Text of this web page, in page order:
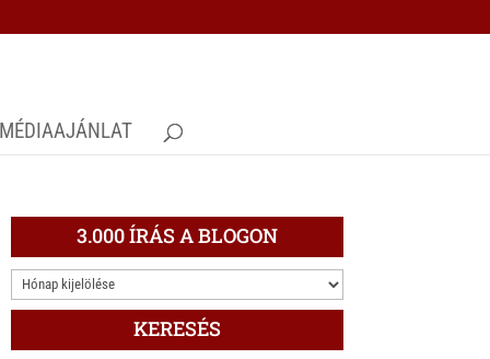
MÉDIAAJÁNLAT
3.000 ÍRÁS A BLOGON
3.000
ÍRÁS
KERESÉS